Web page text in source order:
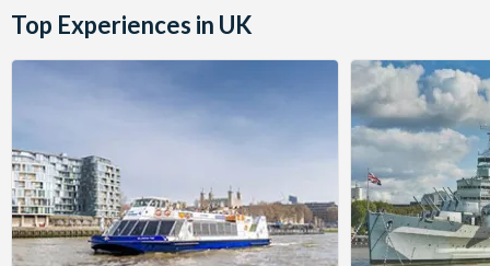
Top Experiences in UK